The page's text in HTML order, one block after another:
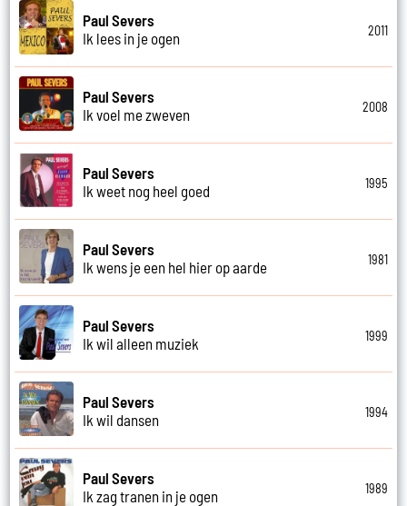
Paul Severs
Ik lees in je ogen
2011
Paul Severs
Ik voel me zweven
2008
Paul Severs
Ik weet nog heel goed
1995
Paul Severs
Ik wens je een hel hier op aarde
1981
Paul Severs
Ik wil alleen muziek
1999
Paul Severs
Ik wil dansen
1994
Paul Severs
Ik zag tranen in je ogen
1989